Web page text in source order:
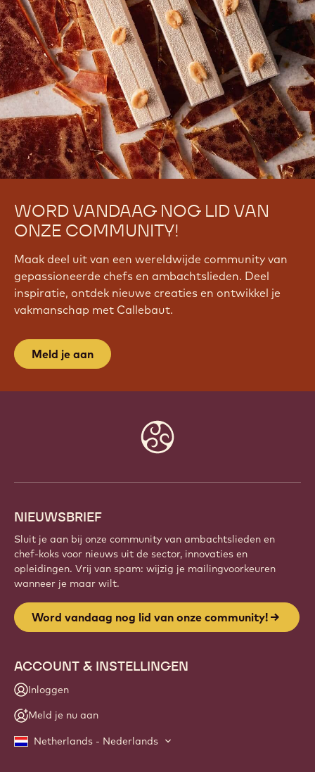
WORD VANDAAG NOG LID VAN
ONZE COMMUNITY!
Maak deel uit van een wereldwijde community van
gepassioneerde chefs en ambachtslieden. Deel
inspiratie, ontdek nieuwe creaties en ontwikkel je
vakmanschap met Callebaut.
Meld je aan
NIEUWSBRIEF
Sluit je aan bij onze community van ambachtslieden en
chef-koks voor nieuws uit de sector, innovaties en
opleidingen. Vrij van spam: wijzig je mailingvoorkeuren
wanneer je maar wilt.
Word vandaag nog lid van onze community!
ACCOUNT & INSTELLINGEN
Inloggen
Meld je nu aan
Netherlands - Nederlands